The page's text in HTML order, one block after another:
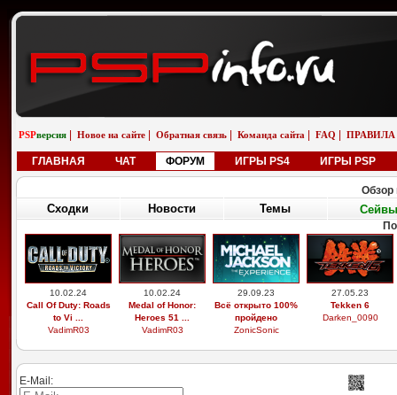
PSPверсия Новое на сайте Обратная связь Команда сайта FAQ ПРАВИЛА
ГЛАВНАЯ ЧАТ ФОРУМ ИГРЫ PS4 ИГРЫ PSP
Обзор
Сходки Новости Темы Сейвы
10.02.24
Call Of Duty: Roads
to Vi ...
VadimR03
10.02.24
Medal of Honor:
Heroes 51 ...
VadimR03
29.09.23
Всё открыто 100%
пройдено
ZonicSonic
27.05.23
Tekken 6
Darken_0090
E-Mail: